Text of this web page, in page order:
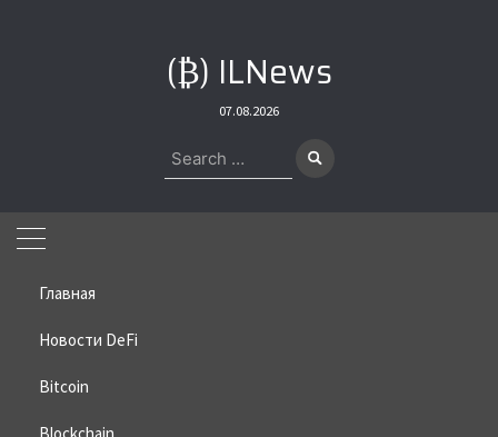
(₿) ILNews
07.08.2026
Search
for:
Главная
Новости DeFi
Bitcoin
Home»Bitcoin